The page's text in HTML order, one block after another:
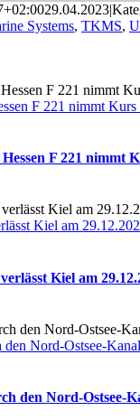
29.04.2023|
Systems, TKMS,
F 221 nimmt
F 221 nimmt
Kiel am
Kiel am
Nord-Ostsee-Kanal
den Nord-Ostsee-